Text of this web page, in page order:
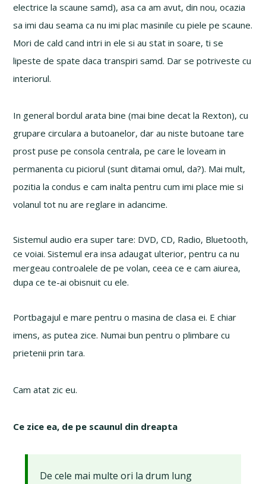
electrice la scaune samd), asa ca am avut, din nou, ocazia
sa imi dau seama ca nu imi plac masinile cu piele pe scaune.
Mori de cald cand intri in ele si au stat in soare, ti se
lipeste de spate daca transpiri samd. Dar se potriveste cu
interiorul.
In general bordul arata bine (mai bine decat la Rexton), cu
grupare circulara a butoanelor, dar au niste butoane tare
prost puse pe consola centrala, pe care le loveam in
permanenta cu piciorul (sunt ditamai omul, da?). Mai mult,
pozitia la condus e cam inalta pentru cum imi place mie si
volanul tot nu are reglare in adancime.
Sistemul audio era super tare: DVD, CD, Radio, Bluetooth,
ce voiai. Sistemul era insa adaugat ulterior, pentru ca nu
mergeau controalele de pe volan, ceea ce e cam aiurea,
dupa ce te-ai obisnuit cu ele.
Portbagajul e mare pentru o masina de clasa ei. E chiar
imens, as putea zice. Numai bun pentru o plimbare cu
prietenii prin tara.
Cam atat zic eu.
Ce zice ea, de pe scaunul din dreapta
De cele mai multe ori la drum lung